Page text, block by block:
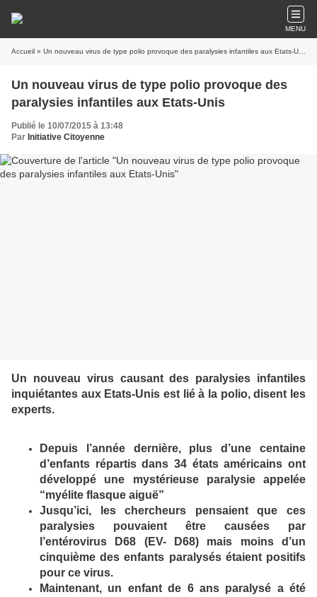
MENU
Accueil » Un nouveau virus de type polio provoque des paralysies infantiles aux Etats-Unis
Un nouveau virus de type polio provoque des
paralysies infantiles aux Etats-Unis
Publié le 10/07/2015 à 13:48
Par Initiative Citoyenne
Un nouveau virus causant des paralysies infantiles
inquiétantes aux Etats-Unis est lié à la polio, disent les
experts.
Depuis l’année dernière, plus d’une centaine
d’enfants répartis dans 34 états américains ont
développé une mystérieuse paralysie appelée
“myélite flasque aiguë”
Jusqu’ici, les chercheurs pensaient que ces
paralysies pouvaient être causées par
l’entérovirus D68 (EV- D68) mais moins d’un
cinquième des enfants paralysés étaient positifs
pour ce virus.
Maintenant, un enfant de 6 ans paralysé a été